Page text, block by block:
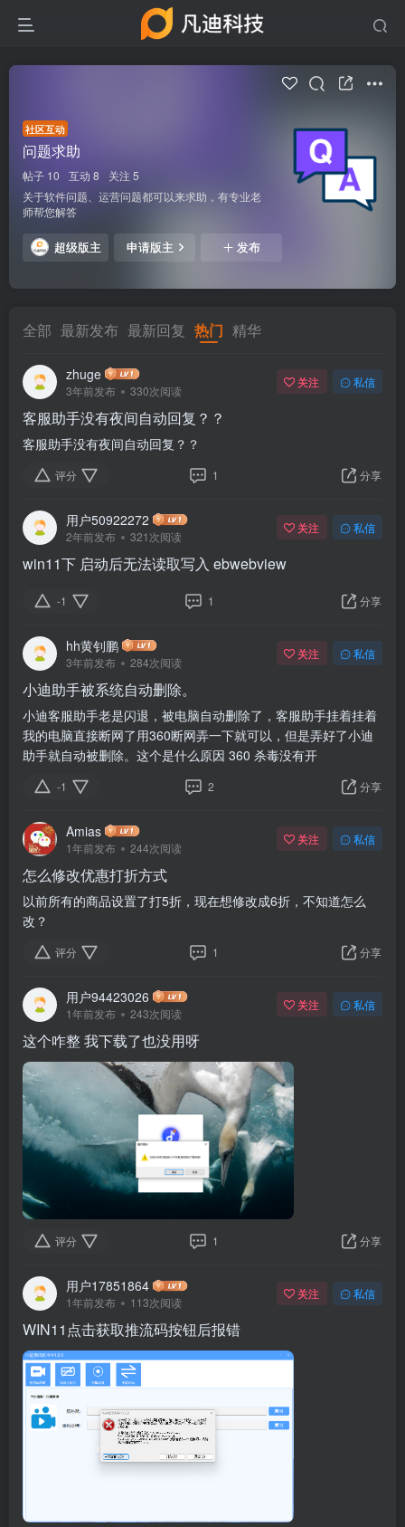
社区互动
问题求助
帖子 10 互动 8
关注 5
关于软件问题、运营问题都可以来求助，有专业老
师帮您解答
超级版主 申请版主 发布
全部 最新发布 最新回复 热门 精华
zhuge
3年前发布 330次阅读
关注 私信
客服助手没有夜间自动回复？？
客服助手没有夜间自动回复？？
评分 1 分享
用户50922272
2年前发布 321次阅读
关注 私信
win11下 启动后无法读取写入 ebwebview
-1 1 分享
hh黄钊鹏
3年前发布 284次阅读
关注 私信
小迪助手被系统自动删除。
小迪客服助手老是闪退，被电脑自动删除了，客服助手挂着挂着
我的电脑直接断网了用360断网弄一下就可以，但是弄好了小迪
助手就自动被删除。这个是什么原因 360 杀毒没有开
-1 2 分享
Amias
1年前发布 244次阅读
关注 私信
怎么修改优惠打折方式
以前所有的商品设置了打5折，现在想修改成6折，不知道怎么
改？
评分 1 分享
用户94423026
1年前发布 243次阅读
关注 私信
这个咋整 我下载了也没用呀
评分 1 分享
用户17851864
1年前发布 113次阅读
关注 私信
WIN11点击获取推流码按钮后报错